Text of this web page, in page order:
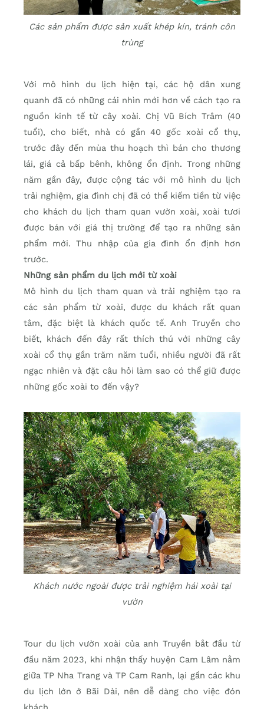
Các sản phẩm được sản xuất khép kín, tránh côn
trùng
Với mô hình du lịch hiện tại, các hộ dân xung
quanh đã có những cái nhìn mới hơn về cách tạo ra
nguồn kinh tế từ cây xoài. Chị Vũ Bích Trâm (40
tuổi), cho biết, nhà có gần 40 gốc xoài cổ thụ,
trước đây đến mùa thu hoạch thì bán cho thương
lái, giá cả bấp bênh, không ổn định. Trong những
năm gần đây, được cộng tác với mô hình du lịch
trải nghiệm, gia đình chị đã có thể kiếm tiền từ việc
cho khách du lịch tham quan vườn xoài, xoài tươi
được bán với giá thị trường để tạo ra những sản
phẩm mới. Thu nhập của gia đình ổn định hơn
trước.
Những sản phẩm du lịch mới từ xoài
Mô hình du lịch tham quan và trải nghiệm tạo ra
các sản phẩm từ xoài, được du khách rất quan
tâm, đặc biệt là khách quốc tế. Anh Truyền cho
biết, khách đến đây rất thích thú với những cây
xoài cổ thụ gần trăm năm tuổi, nhiều người đã rất
ngạc nhiên và đặt câu hỏi làm sao có thể giữ được
những gốc xoài to đến vậy?
Khách nước ngoài được trải nghiệm hái xoài tại
vườn
Tour du lịch vườn xoài của anh Truyền bắt đầu từ
đầu năm 2023, khi nhận thấy huyện Cam Lâm nằm
giữa TP Nha Trang và TP Cam Ranh, lại gần các khu
du lịch lớn ở Bãi Dài, nên dễ dàng cho việc đón